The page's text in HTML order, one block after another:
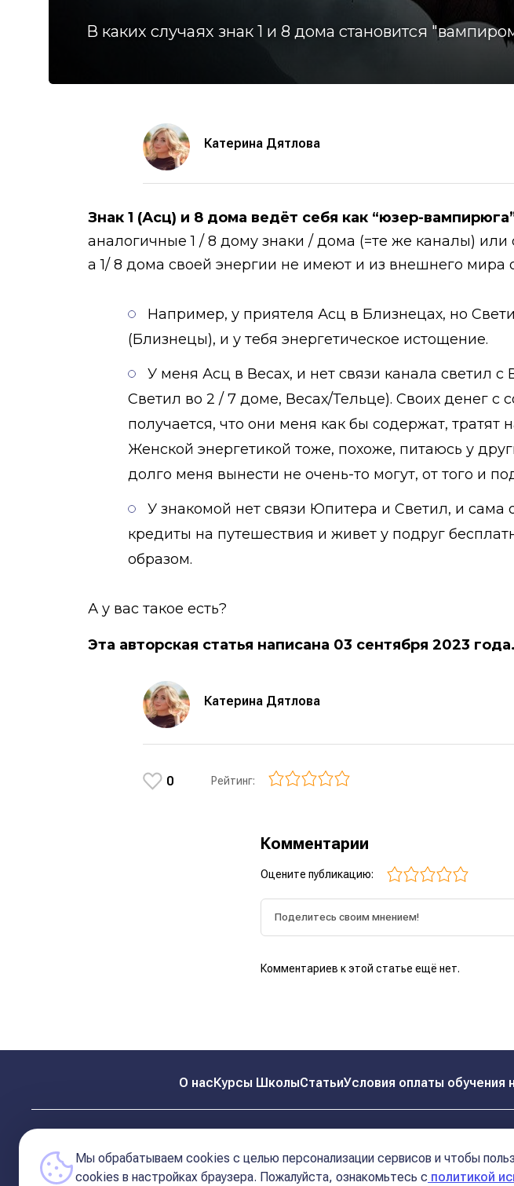
В каких случаях знак 1 и 8 дома становится
Катерина Дятлова
Знак 1 (Асц) и 8 дома ведёт себя как “юзер-
аналогичные 1 / 8 дому знаки / дома (=те же каналы)
а 1/ 8 дома своей энергии не имеют и из внешнего мира
Например, у приятеля Асц в Близнецах, но
(Близнецы), и у тебя энергетическое истощение.
У меня Асц в Весах, и нет связи канала светил
Светил во 2 / 7 доме, Весах/Тельце). Своих денег с
получается, что они меня как бы содержат, тратят
Женской энергетикой тоже, похоже, питаюсь у
долго меня вынести не очень-то могут, от того и
У знакомой нет связи Юпитера и Светил, и сама
кредиты на путешествия и живет у подруг
образом.
А у вас такое есть?
Эта авторская статья написана 03 сентября 2023 года.
Катерина Дятлова
0 Рейтинг:
Комментарии
Оцените публикацию:
Комментариев к этой статье ещё нет.
О насКурсы ШколыСтатьиУсловия оплаты обучения
© 2026 Школа Астрологии
Мы обрабатываем cookies с целью персонализации сервисов и чтобы
сookies в настройках браузера. Пожалуйста, ознакомьтесь с политикой